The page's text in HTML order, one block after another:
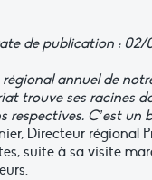
de publication : 02/
annuel de
trouve ses racines
C’est un
Directeur régional
suite à sa visite